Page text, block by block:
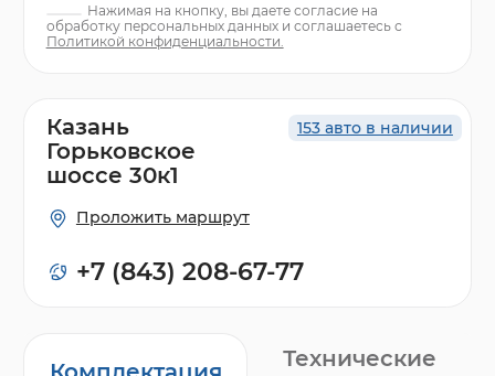
Нажимая на кнопку, вы даете согласие на
обработку персональных данных и соглашаетесь с
Политикой конфиденциальности.
Технические
153 авто в наличии
Казань
Горьковское
шоссе 30к1
Проложить маршрут
+7 (843) 208-67-77